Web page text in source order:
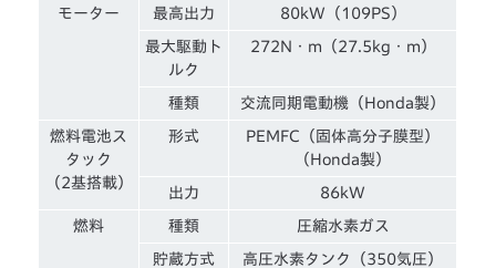
モーター 最高出力 80kW（109PS）
最大駆動ト
ルク
272N・m（27.5kg・m）
種類 交流同期電動機（Honda製）
燃料電池ス
タック
（2基搭載）
形式
PEMFC（固体高分子膜型）
（Honda製）
出力 86kW
燃料 種類 圧縮水素ガス
貯蔵方式 高圧水素タンク（350気圧）